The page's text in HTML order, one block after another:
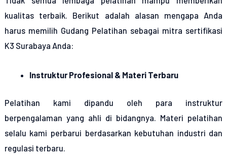
kualitas terbaik. Berikut adalah alasan mengapa Anda
harus memilih Gudang Pelatihan sebagai mitra sertifikasi
K3 Surabaya Anda:
Instruktur Profesional & Materi Terbaru
Pelatihan kami dipandu oleh para instruktur
berpengalaman yang ahli di bidangnya. Materi pelatihan
selalu kami perbarui berdasarkan kebutuhan industri dan
regulasi terbaru.